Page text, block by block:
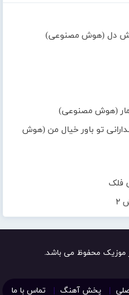
آتش دل (هوش مصنوعی)
(هوش مصنوعی)
تو باور خیال من (هوش
فلک
۲
موزیک محفوظ می باشد.
پخش آهنگ تماس با ما